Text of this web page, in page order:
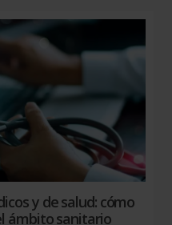
y de salud: cómo
ámbito sanitario